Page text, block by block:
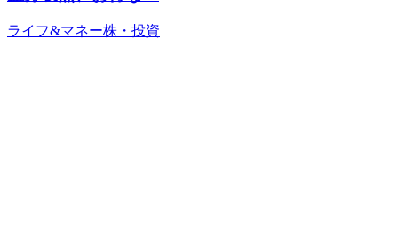
ライフ&マネー株・投資